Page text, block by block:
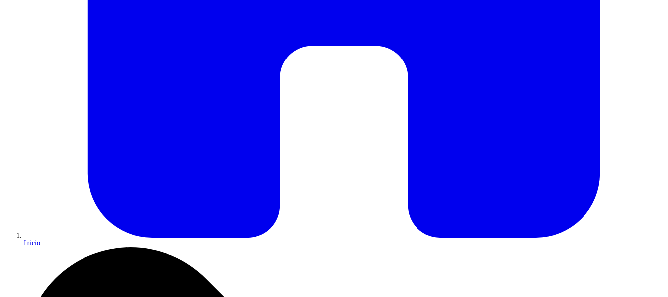
Inicio